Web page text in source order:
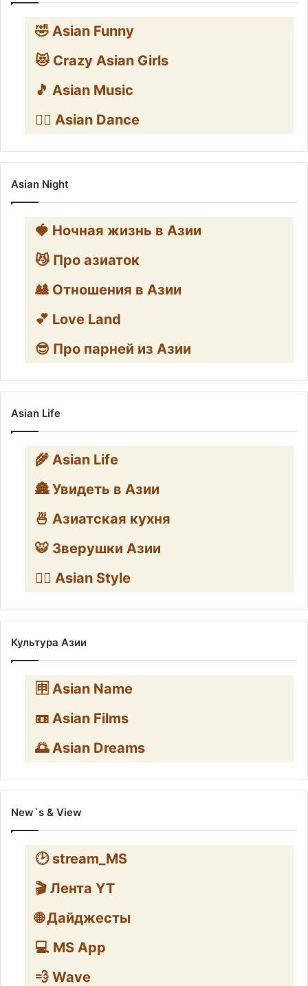
🤣 Asian Funny
😻 Crazy Asian Girls
🎵 Asian Music
👯‍♀️ Asian Dance
Asian Night
🍓 Ночная жизнь в Азии
😼 Про азиаток
🎎 Отношения в Азии
💕 Love Land
😎 Про парней из Азии
Asian Life
🌾 Asian Life
🏯 Увидеть в Азии
🍜 Азиатская кухня
🐯 Зверушки Азии
🧛‍♂️ Asian Style
Культура Азии
🈸 Asian Name
📼 Asian Films
🌅 Asian Dreams
New`s & View
🕑 stream_MS
🎬 Лента YT
🌐 Дайджесты
💻 MS App
💨 Wave